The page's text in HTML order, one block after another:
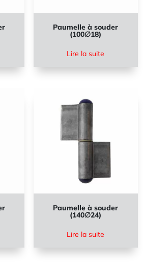
Paumelle à souder
(100∅18)
Lire la suite
Paumelle à souder
(140∅24)
Lire la suite